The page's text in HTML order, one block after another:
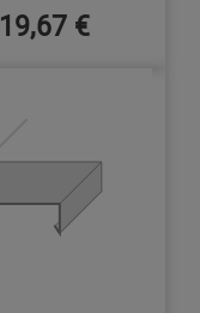
19,67 €